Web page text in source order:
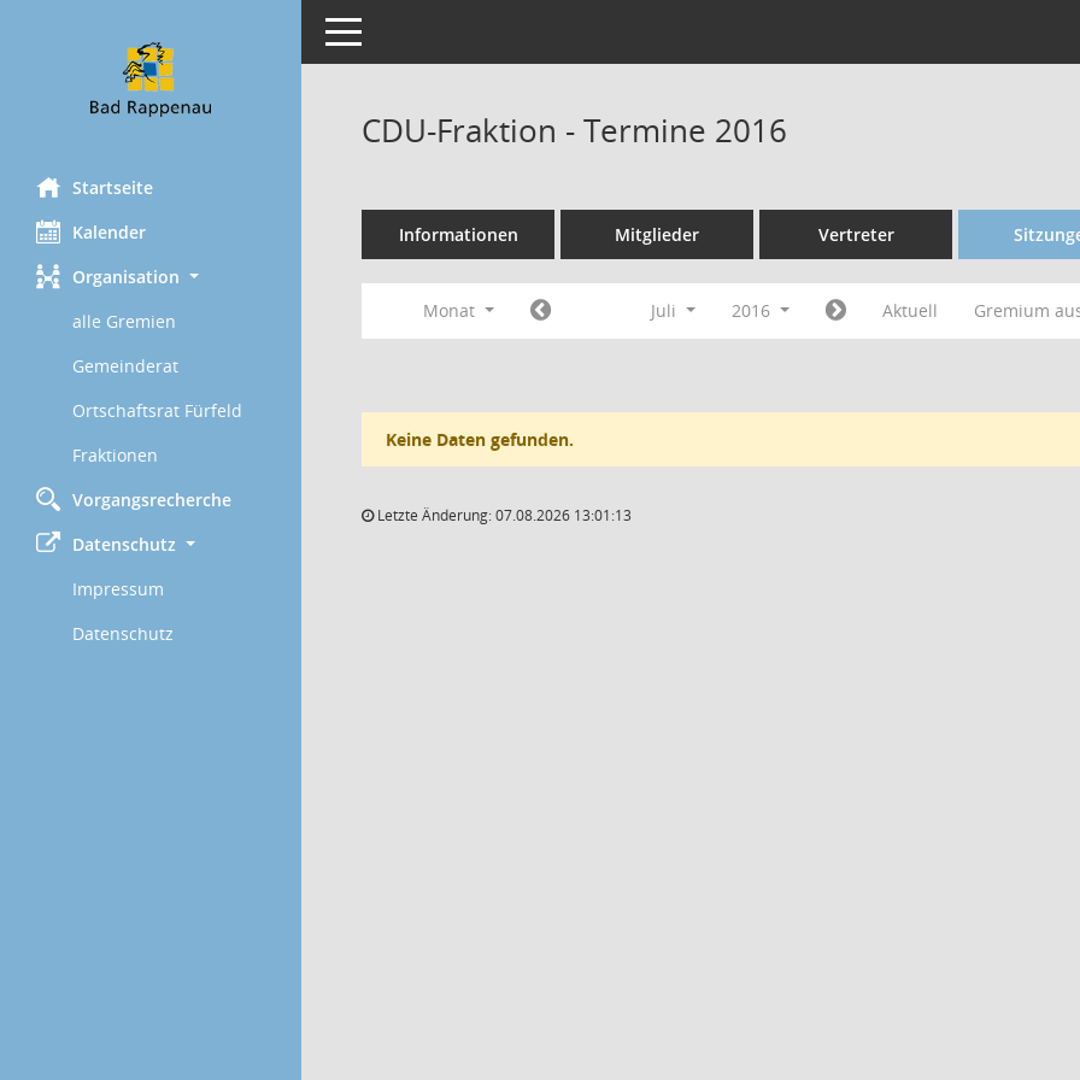
Startseite
Kalender
Organisation
alle Gremien
Gemeinderat
Ortschaftsrat Fürfeld
Fraktionen
Vorgangsrecherche
Datenschutz
Impressum
Datenschutz
Toggle navigation
CDU-Fraktion - Termine 2016
Informationen Mitglieder Vertreter
Monat Juli 2016 Aktuell Gremium
Keine Daten gefunden.
Letzte Änderung: 07.08.2026 13:01:13